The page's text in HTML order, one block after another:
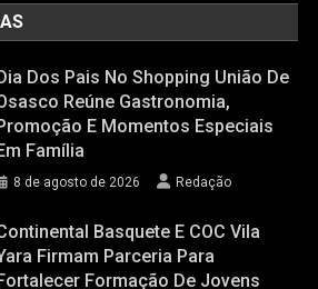
Dos Pais No Shopping União De
Reúne Gastronomia,
E Momentos Especiais
Família
8 de agosto de 2026 Redação
Basquete E COC Vila
Firmam Parceria Para
Formação De Jovens